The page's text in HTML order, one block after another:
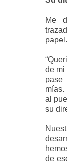
Me
de mi
pase
mías.
al
su
de